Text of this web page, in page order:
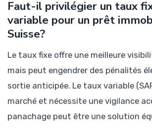
Faut-il privilégier un taux
variable pour un prêt
Suisse?
Le taux fixe offre une meilleure
mais peut engendrer des pénalités
sortie anticipée. Le taux variable
marché et nécessite une vigilance
panachage peut être une solution